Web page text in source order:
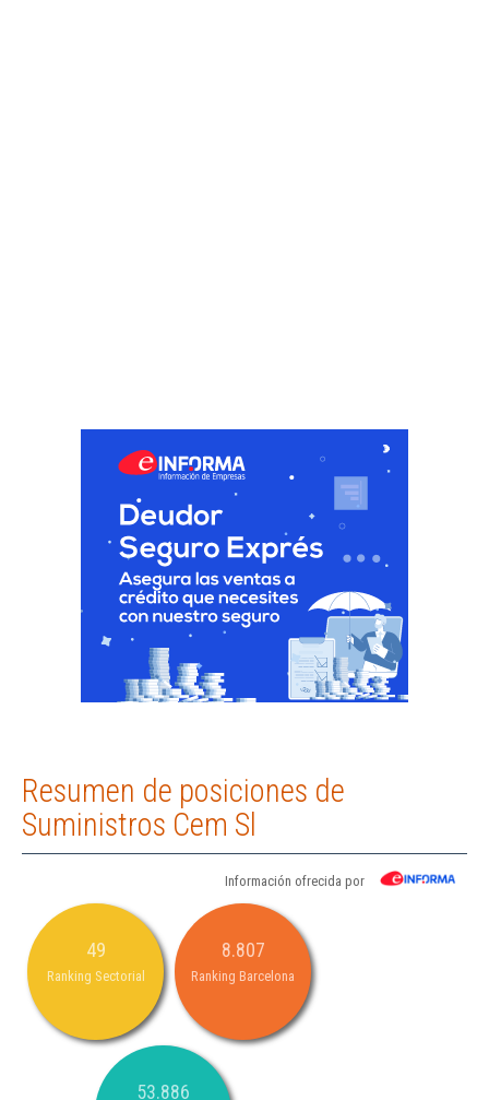
Resumen de posiciones de
Suministros Cem Sl
Información ofrecida por
49
Ranking Sectorial
8.807
Ranking Barcelona
53.886